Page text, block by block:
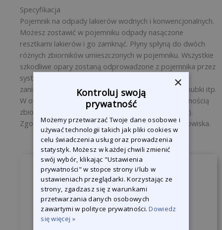
Specyfikacja
Pojemnik na odpady lakierów wodnych i konwencjonalnych.
Możesz zostawić w pojemniku odpady nasączone
resztkami lakierów i go zamknąć. Płyny spłyną do dwóch
różnych zbiorników umieszczonych w pojemniku. Wszystkie
szkodliwe opary zostaną odprowadzone z pojemnika przez
system odprowadzający. Idealne rozwiązanie na
zanieczyszczone lakierami odpady takie jak puszki, kubki itp.
W ofercie znajdują się 3 modele różniące się pojemnością
zbiorników i rodzajem klapy (automatyczna, ręczna).
Zgodny z wymaganiami dotyczącymi ochrony środowiska.
Zapytaj o produkt
Jesteśmy do Państwa dyspozycji, żeby
odpowiedzieć na wszystkie pytania.
×
Kontroluj swoją
prywatność
Możemy przetwarzać Twoje dane osobowe i
używać technologii takich jak pliki cookies w
celu świadczenia usług oraz prowadzenia
statystyk. Możesz w każdej chwili zmienić
swój wybór, klikając "Ustawienia
prywatności" w stopce strony i/lub w
ustawieniach przeglądarki. Korzystając ze
strony, zgadzasz się z warunkami
przetwarzania danych osobowych
zawartymi w polityce prywatności.Dowiedz
się więcej »